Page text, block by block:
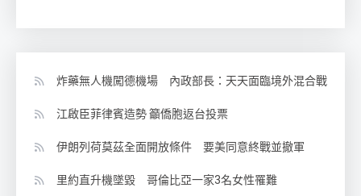
炸藥無人機闖德機場 內政部長：天天面臨境外混合戰
江啟臣菲律賓造勢 籲僑胞返台投票
伊朗列荷莫茲全面開放條件 要美同意終戰並撤軍
里約直升機墜毀 哥倫比亞一家3名女性罹難